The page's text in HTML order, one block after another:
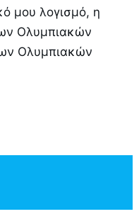
μου λογισμό, η
Ολυμπιακών
Ολυμπιακών